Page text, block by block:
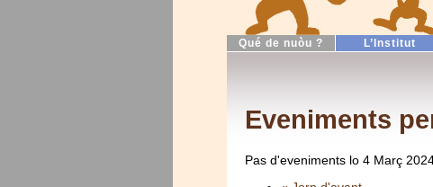
Qué de nuòu ? L’Institut
Eveniments
Pas d'eveniments lo 4 Març